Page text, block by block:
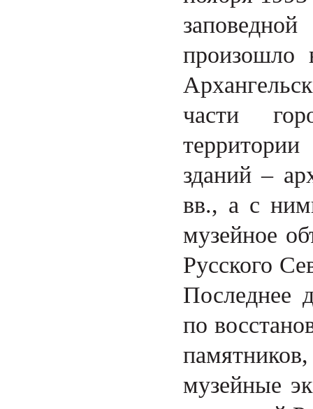
произошло
части
зданий –
вв., а с
музейное
Русского
Последнее
по
музейные